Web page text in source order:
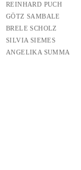
REINHARD PUCH
GÖTZ SAMBALE
BRELE SCHOLZ
SILVIA SIEMES
ANGELIKA SUMMA